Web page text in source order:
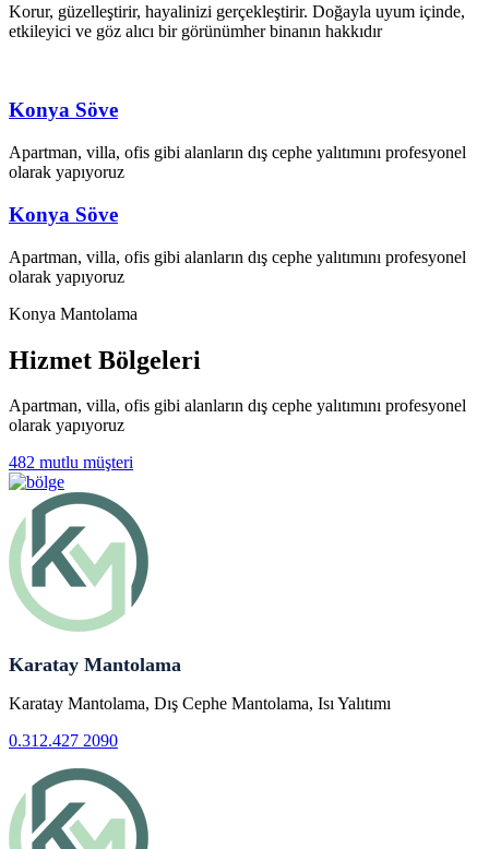
Korur, güzelleştirir, hayalinizi gerçekleştirir. Doğayla uyum içinde,
etkileyici ve göz alıcı bir görünümher binanın hakkıdır
Konya Söve
Apartman, villa, ofis gibi alanların dış cephe yalıtımını profesyonel
olarak yapıyoruz
Konya Söve
Apartman, villa, ofis gibi alanların dış cephe yalıtımını profesyonel
olarak yapıyoruz
Konya Mantolama
Hizmet Bölgeleri
Apartman, villa, ofis gibi alanların dış cephe yalıtımını profesyonel
olarak yapıyoruz
482 mutlu müşteri
Karatay Mantolama
Karatay Mantolama, Dış Cephe Mantolama, Isı Yalıtımı
0.312.427 2090